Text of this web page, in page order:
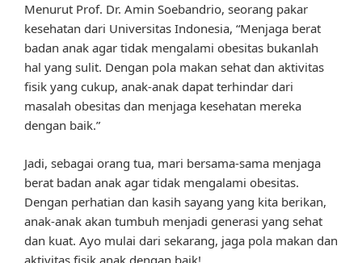
Menurut Prof. Dr. Amin Soebandrio, seorang pakar
kesehatan dari Universitas Indonesia, “Menjaga berat
badan anak agar tidak mengalami obesitas bukanlah
hal yang sulit. Dengan pola makan sehat dan aktivitas
fisik yang cukup, anak-anak dapat terhindar dari
masalah obesitas dan menjaga kesehatan mereka
dengan baik.”
Jadi, sebagai orang tua, mari bersama-sama menjaga
berat badan anak agar tidak mengalami obesitas.
Dengan perhatian dan kasih sayang yang kita berikan,
anak-anak akan tumbuh menjadi generasi yang sehat
dan kuat. Ayo mulai dari sekarang, jaga pola makan dan
aktivitas fisik anak dengan baik!